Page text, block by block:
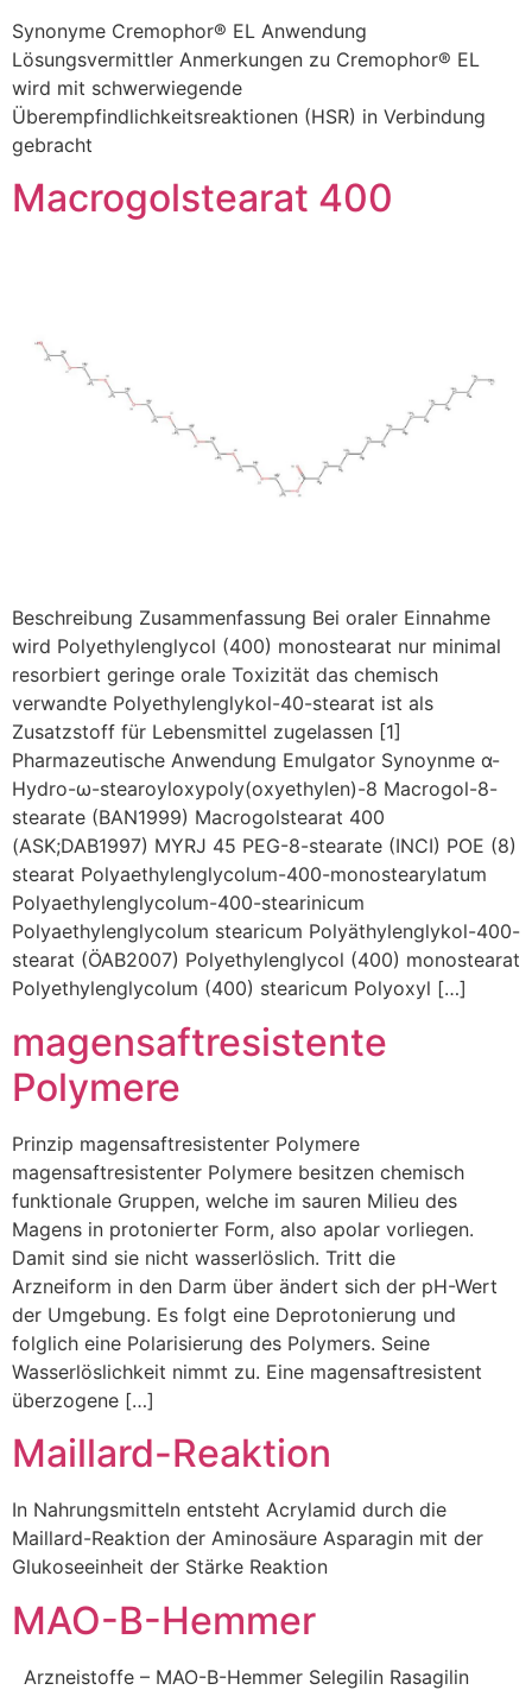
Synonyme Cremophor® EL Anwendung
Lösungsvermittler Anmerkungen zu Cremophor® EL
wird mit schwerwiegende
Überempfindlichkeitsreaktionen (HSR) in Verbindung
gebracht
Macrogolstearat 400
Beschreibung Zusammenfassung Bei oraler Einnahme
wird Polyethylenglycol (400) monostearat nur minimal
resorbiert geringe orale Toxizität das chemisch
verwandte Polyethylenglykol-40-stearat ist als
Zusatzstoff für Lebensmittel zugelassen [1]
Pharmazeutische Anwendung Emulgator Synoynme α-
Hydro-ω-stearoyloxypoly(oxyethylen)-8 Macrogol-8-
stearate (BAN1999) Macrogolstearat 400
(ASK;DAB1997) MYRJ 45 PEG-8-stearate (INCI) POE (8)
stearat Polyaethylenglycolum-400-monostearylatum
Polyaethylenglycolum-400-stearinicum
Polyaethylenglycolum stearicum Polyäthylenglykol-400-
stearat (ÖAB2007) Polyethylenglycol (400) monostearat
Polyethylenglycolum (400) stearicum Polyoxyl […]
magensaftresistente
Polymere
Prinzip magensaftresistenter Polymere
magensaftresistenter Polymere besitzen chemisch
funktionale Gruppen, welche im sauren Milieu des
Magens in protonierter Form, also apolar vorliegen.
Damit sind sie nicht wasserlöslich. Tritt die
Arzneiform in den Darm über ändert sich der pH-Wert
der Umgebung. Es folgt eine Deprotonierung und
folglich eine Polarisierung des Polymers. Seine
Wasserlöslichkeit nimmt zu. Eine magensaftresistent
überzogene […]
Maillard-Reaktion
In Nahrungsmitteln entsteht Acrylamid durch die
Maillard-Reaktion der Aminosäure Asparagin mit der
Glukoseeinheit der Stärke Reaktion
MAO-B-Hemmer
Arzneistoffe – MAO-B-Hemmer Selegilin Rasagilin